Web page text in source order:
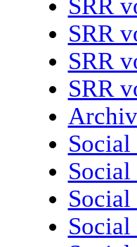
SRR
SRR
SRR
SRR
Social
Social
Social
Social